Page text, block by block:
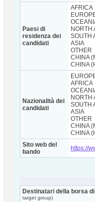
Paesi di
residenza dei
candidati
AFRICA
NORTH
SOUTH
ASIA
OTHER
CHINA
CHINA
Nazionalità dei
candidati
AFRICA
NORTH
SOUTH
ASIA
OTHER
CHINA
CHINA
Sito web del
bando
https://
Destinatari della borsa
target group)